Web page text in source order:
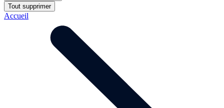
Tout supprimer
Accueil